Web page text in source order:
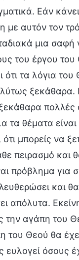
Εάν
με αυτόν τον
μια
του έργου του
ότι τα λόγια
ξεκάθαρα.
πολλές
τα θέματα
μπορείς να
πειρασμό και
πρόβλημα για
και
απόλυτα.
την αγάπη του
του Θεού θα
ευλογεί όσους